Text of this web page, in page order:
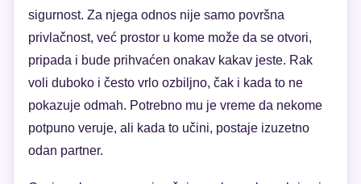
sigurnost. Za njega odnos nije samo površna
privlačnost, već prostor u kome može da se otvori,
pripada i bude prihvaćen onakav kakav jeste. Rak
voli duboko i često vrlo ozbiljno, čak i kada to ne
pokazuje odmah. Potrebno mu je vreme da nekome
potpuno veruje, ali kada to učini, postaje izuzetno
odan partner.